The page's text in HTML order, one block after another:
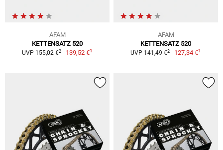
AFAM
KETTENSATZ 520
UVP 155,02 €2 139,52 €1
AFAM
KETTENSATZ 520
UVP 141,49 €2 127,34 €1